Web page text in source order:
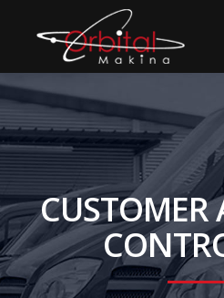
CUSTOMER